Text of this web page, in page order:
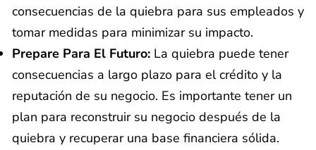
consecuencias de la quiebra para sus empleados y
tomar medidas para minimizar su impacto.
Prepare Para El Futuro: La quiebra puede tener
consecuencias a largo plazo para el crédito y la
reputación de su negocio. Es importante tener un
plan para reconstruir su negocio después de la
quiebra y recuperar una base financiera sólida.